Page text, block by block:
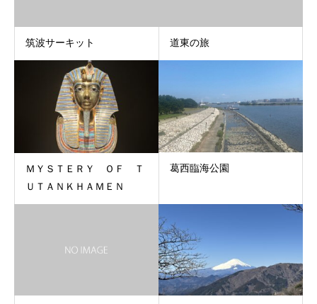
筑波サーキット 道東の旅
ＭＹＳＴＥＲＹ ＯＦ Ｔ
ＵＴＡＮＫＨＡＭＥＮ
葛西臨海公園